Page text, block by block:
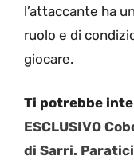
l’attaccante ha
ruolo e di
giocare.
Ti potrebbe
ESCLUSIVO
di Sarri.